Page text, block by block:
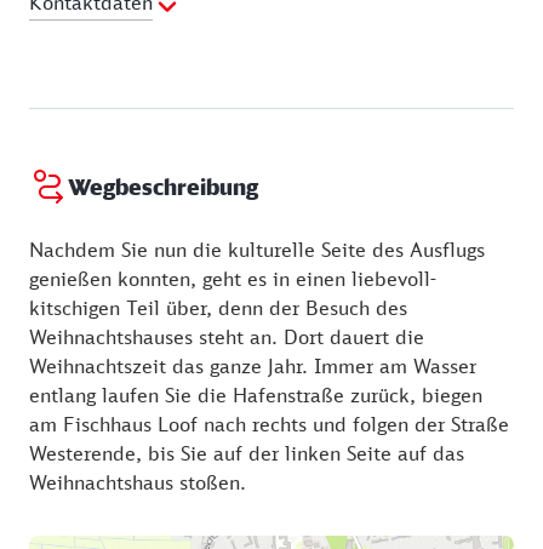
Wegbeschreibung
Nachdem Sie nun die kulturelle Seite des Ausflugs
genießen konnten, geht es in einen liebevoll-
kitschigen Teil über, denn der Besuch des
Weihnachtshauses steht an. Dort dauert die
Weihnachtszeit das ganze Jahr. Immer am Wasser
entlang laufen Sie die Hafenstraße zurück, biegen
am Fischhaus Loof nach rechts und folgen der Straße
Westerende, bis Sie auf der linken Seite auf das
Weihnachtshaus stoßen.